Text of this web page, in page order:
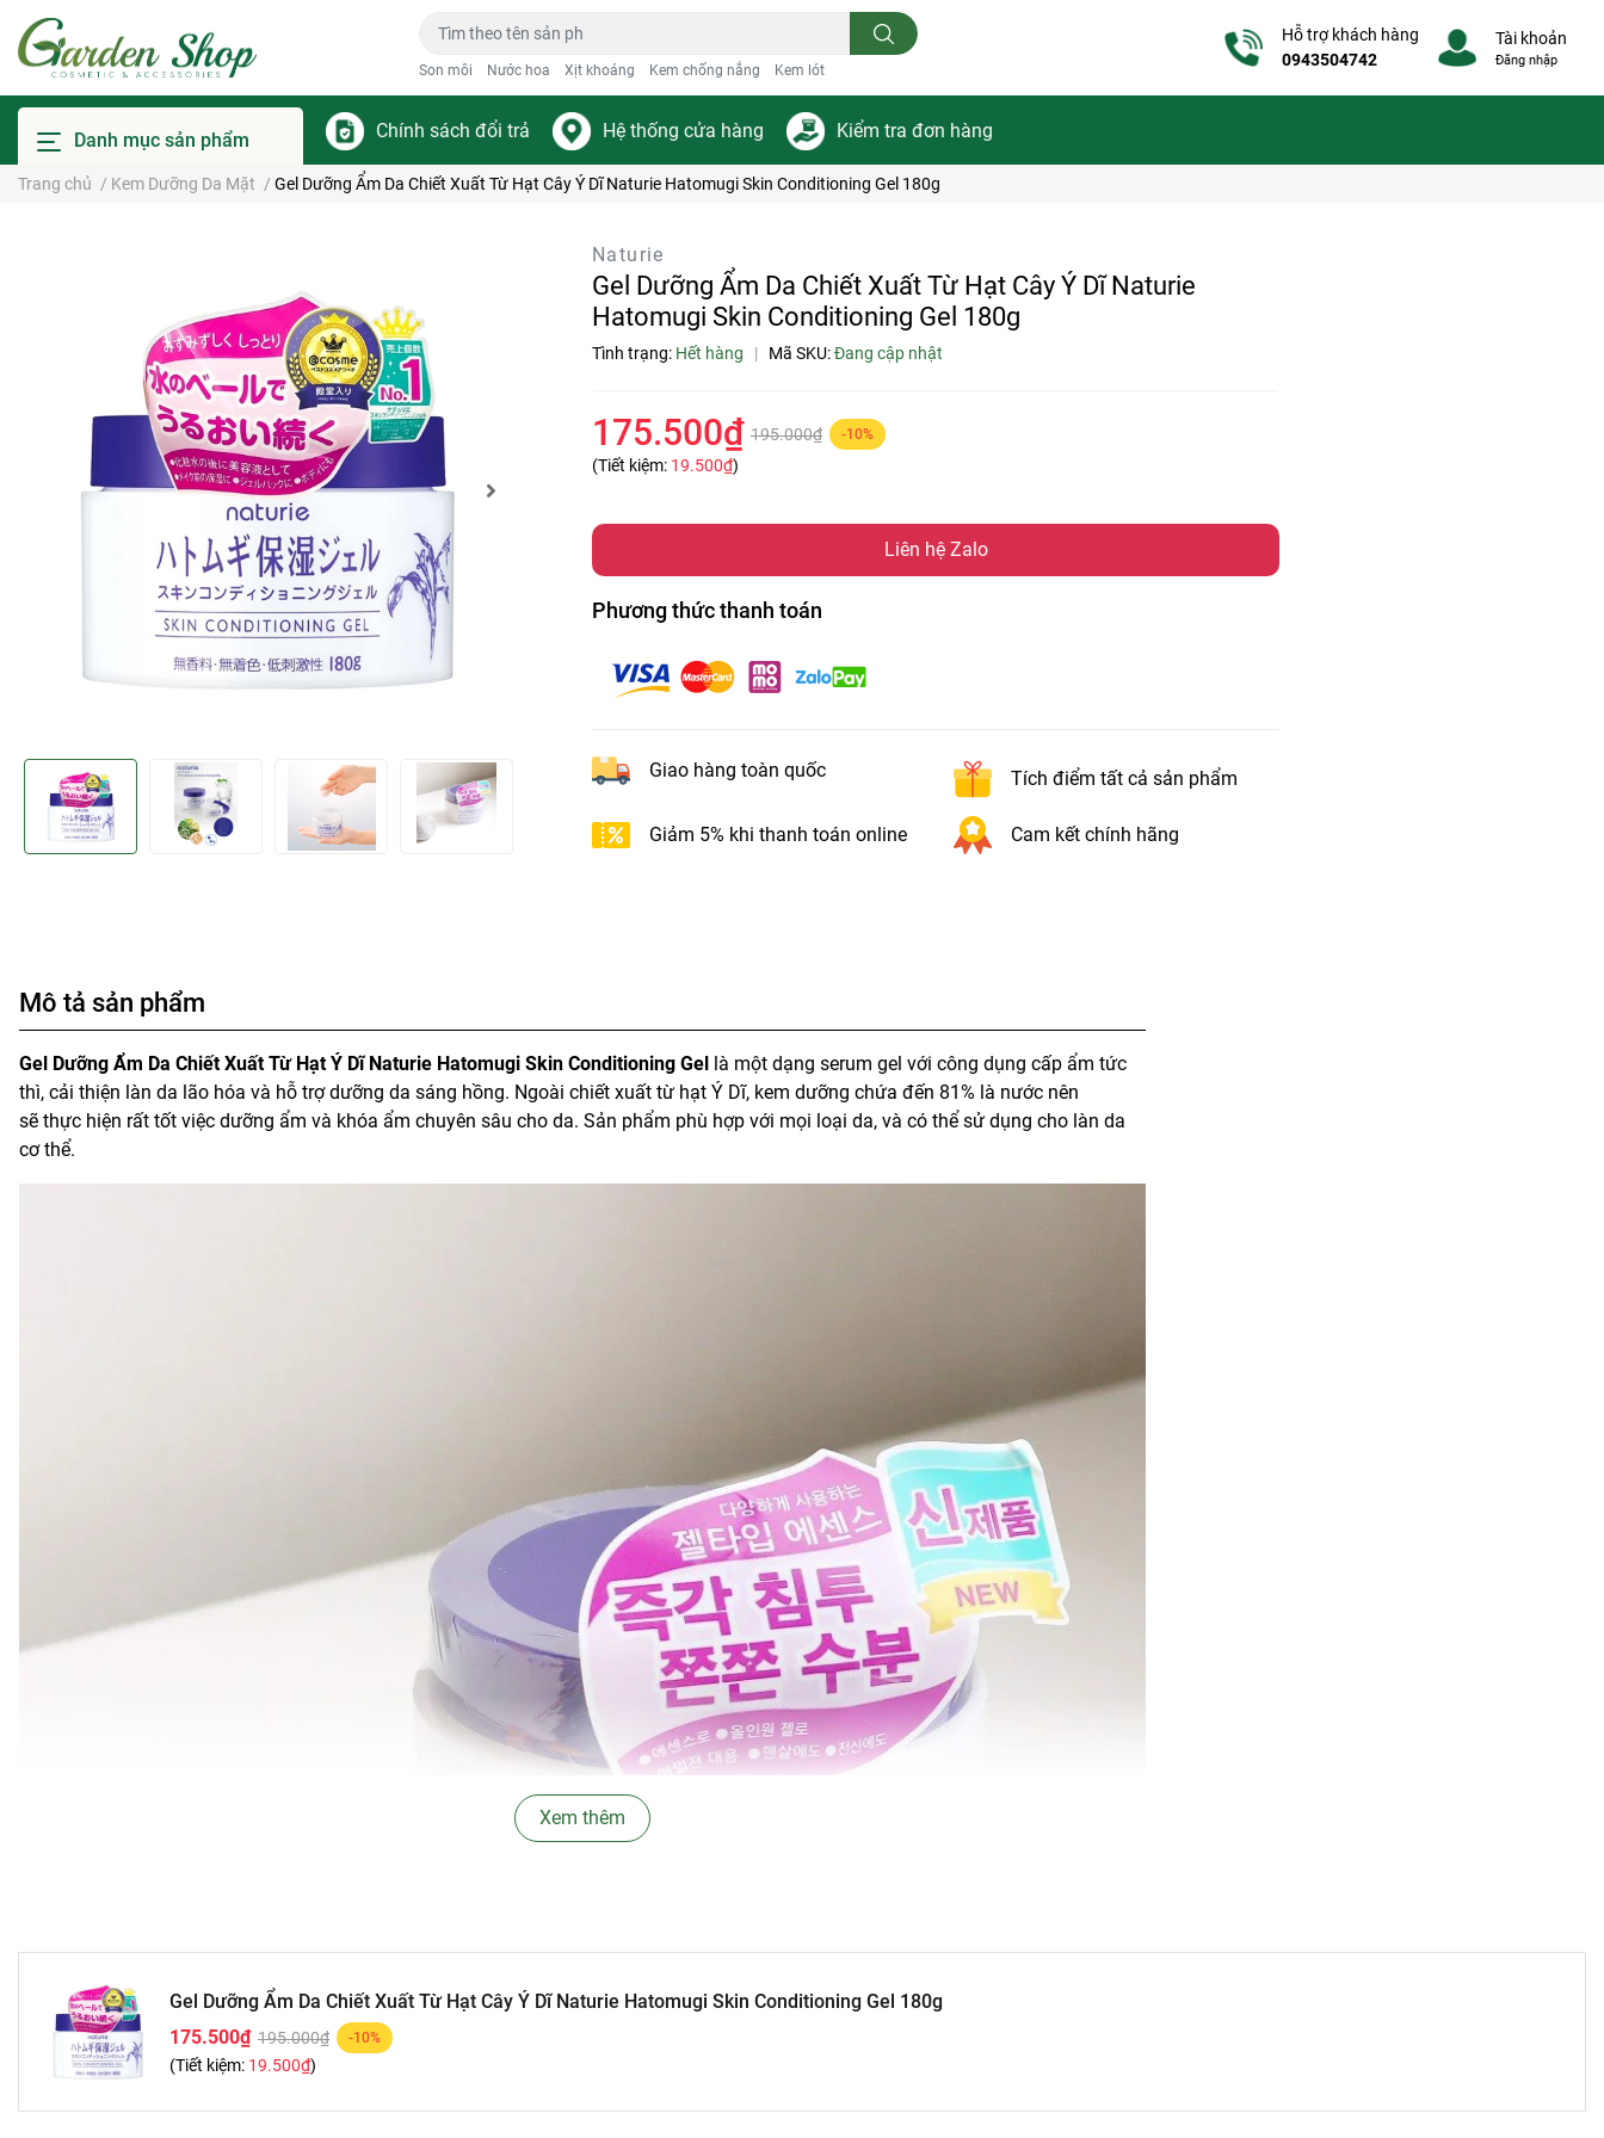
Son môi Nước hoa Xịt khoáng Kem chống nắng Kem lót
Hỗ trợ khách hàng
0943504742
Tài khoản
Đăng nhập
Danh mục sản phẩm Chính sách đổi trả Hệ thống cửa hàng Kiểm tra đơn hàng
Trang chủ / Kem Dưỡng Da Mặt / Gel Dưỡng Ẩm Da Chiết Xuất Từ Hạt Cây Ý Dĩ Naturie Hatomugi Skin Conditioning Gel 180g
Naturie
Gel Dưỡng Ẩm Da Chiết Xuất Từ Hạt Cây Ý Dĩ Naturie
Hatomugi Skin Conditioning Gel 180g
Tình trạng: Hết hàng | Mã SKU:Đang cập nhật
175.500₫ 195.000₫ -10%
(Tiết kiệm: 19.500₫)
Liên hệ Zalo
Phương thức thanh toán
Giao hàng toàn quốc Tích điểm tất cả sản phẩm
Giảm 5% khi thanh toán online Cam kết chính hãng
Mô tả sản phẩm
Gel Dưỡng Ẩm Da Chiết Xuất Từ Hạt Ý Dĩ Naturie Hatomugi Skin Conditioning Gel là một dạng serum gel với công dụng cấp ẩm tức
thì, cải thiện làn da lão hóa và hỗ trợ dưỡng da sáng hồng. Ngoài chiết xuất từ hạt Ý Dĩ, kem dưỡng chứa đến 81% là nước nên
sẽ thực hiện rất tốt việc dưỡng ẩm và khóa ẩm chuyên sâu cho da. Sản phẩm phù hợp với mọi loại da, và có thể sử dụng cho làn da
cơ thể.
Xem thêm
Gel Dưỡng Ẩm Da Chiết Xuất Từ Hạt Cây Ý Dĩ Naturie Hatomugi Skin Conditioning Gel 180g
175.500₫ 195.000₫ -10%
(Tiết kiệm: 19.500₫)